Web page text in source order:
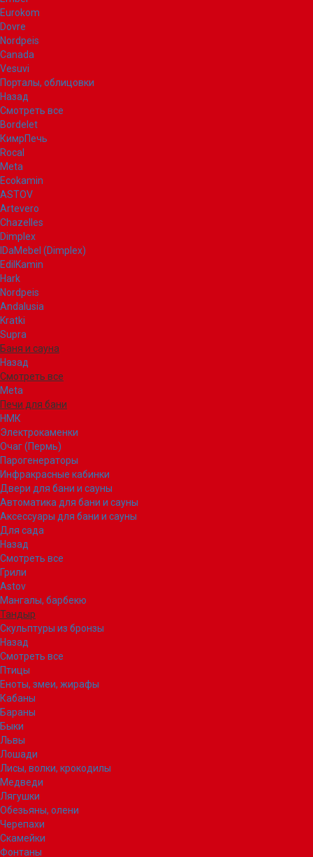
Eurokom
Dovre
Nordpeis
Canada
Vesuvi
Порталы, облицовки
Назад
Смотреть все
Bordelet
КимрПечь
Rocal
Meta
Ecokamin
ASTOV
Artevero
Chazelles
Dimplex
IDaMebel (Dimplex)
EdilKamin
Hark
Nordpeis
Andalusia
Kratki
Supra
Баня и сауна
Назад
Смотреть все
Meta
Печи для бани
НМК
Электрокаменки
Очаг (Пермь)
Парогенераторы
Инфракрасные кабинки
Двери для бани и сауны
Автоматика для бани и сауны
Аксессуары для бани и сауны
Для сада
Назад
Смотреть все
Грили
Astov
Мангалы, барбекю
Тандыр
Скульптуры из бронзы
Назад
Смотреть все
Птицы
Еноты, змеи, жирафы
Кабаны
Бараны
Быки
Львы
Лошади
Лисы, волки, крокодилы
Медведи
Лягушки
Обезьяны, олени
Черепахи
Скамейки
Фонтаны